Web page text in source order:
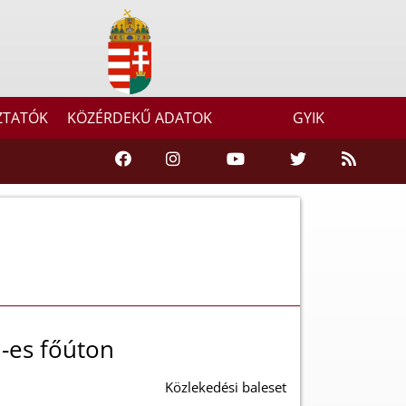
KÖZÉRDEKŰ ADATOK GYIK
es főúton
Közlekedési baleset